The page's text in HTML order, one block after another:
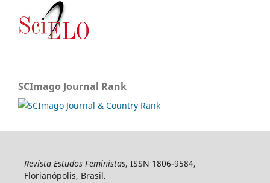
SCImago Journal Rank
Revista Estudos Feministas, ISSN 1806-9584,
Florianópolis, Brasil.